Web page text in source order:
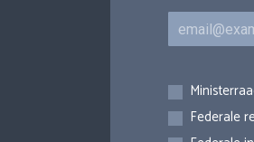
E-mail
Inschrijvingen
Federale